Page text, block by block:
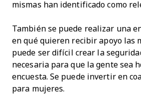
mismas han identificado como
También se puede realizar una
en qué quieren recibir apoyo las
puede ser difícil crear la
necesaria para que la gente sea
encuesta. Se puede invertir en
para mujeres.